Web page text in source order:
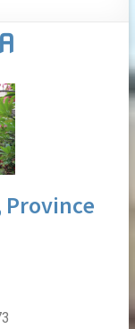
Province